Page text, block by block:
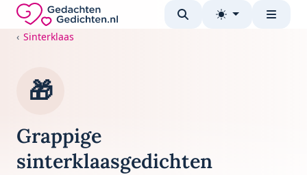
Direct naar de inhoud
Gedachten-Gedichten.nl — naar de homepage
Sinterklaas
🎁
Grappige
sinterklaasgedichten